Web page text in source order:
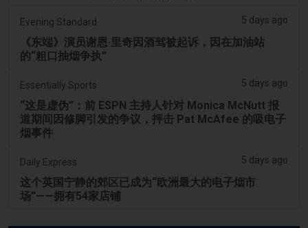
Evening Standard 5 days ago
《东端》演员谢恩·里奇因酒驾被起诉，因在加油站
的“粗口抽烟争执”
Essentially Sports 5 days ago
“这是虚伪”：前 ESPN 主持人针对 Monica McNutt 报
道期间因修脚引发的争议，抨击 Pat McAfee 的吸电子
烟事件
Daily Express 5 days ago
这个英国宁静的郊区已成为“欧洲最大的电子烟市
场”——拥有54家店铺